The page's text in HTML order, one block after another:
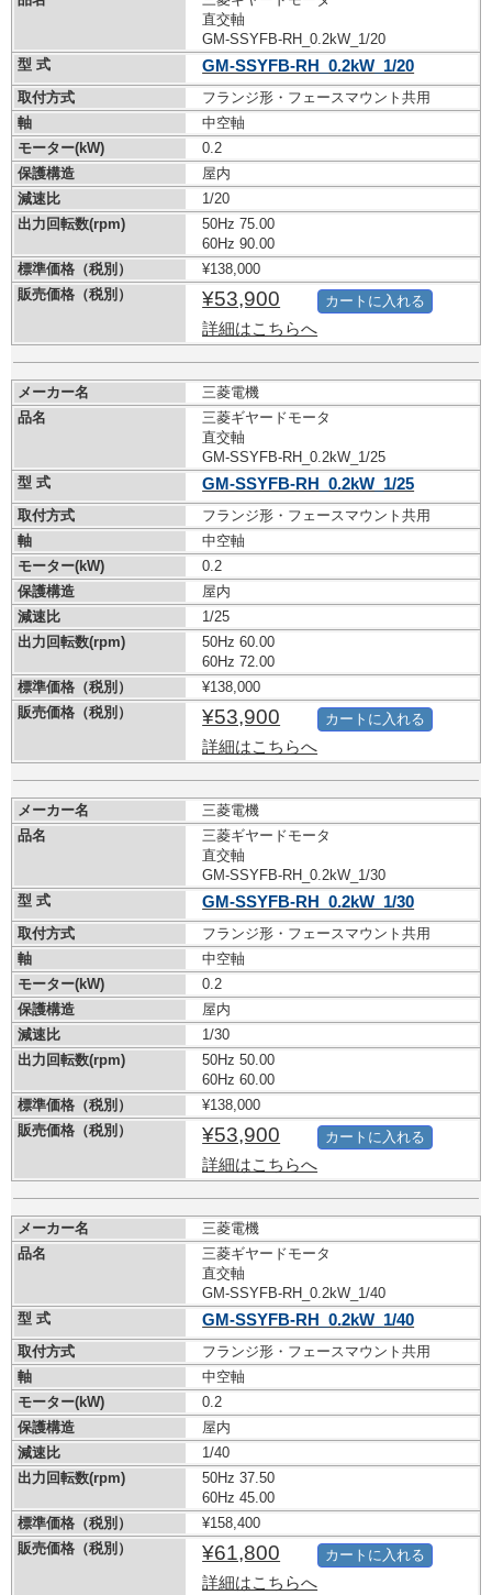
直交軸
GM-SSYFB-RH_0.2kW_1/20
型 式
GM-SSYFB-RH_0.2kW_1/20
取付方式
フランジ形・フェースマウント共用
軸
中空軸
モーター(kW)
0.2
保護構造
屋内
減速比
1/20
出力回転数(rpm)
50Hz 75.00
60Hz 90.00
標準価格（税別）
¥138,000
販売価格（税別）
¥53,900
詳細はこちらへ
カートに入れる
メーカー名
三菱電機
品名
三菱ギヤードモータ
直交軸
GM-SSYFB-RH_0.2kW_1/25
型 式
GM-SSYFB-RH_0.2kW_1/25
取付方式
フランジ形・フェースマウント共用
軸
中空軸
モーター(kW)
0.2
保護構造
屋内
減速比
1/25
出力回転数(rpm)
50Hz 60.00
60Hz 72.00
標準価格（税別）
¥138,000
販売価格（税別）
¥53,900
詳細はこちらへ
カートに入れる
メーカー名
三菱電機
品名
三菱ギヤードモータ
直交軸
GM-SSYFB-RH_0.2kW_1/30
型 式
GM-SSYFB-RH_0.2kW_1/30
取付方式
フランジ形・フェースマウント共用
軸
中空軸
モーター(kW)
0.2
保護構造
屋内
減速比
1/30
出力回転数(rpm)
50Hz 50.00
60Hz 60.00
標準価格（税別）
¥138,000
販売価格（税別）
¥53,900
詳細はこちらへ
カートに入れる
メーカー名
三菱電機
品名
三菱ギヤードモータ
直交軸
GM-SSYFB-RH_0.2kW_1/40
型 式
GM-SSYFB-RH_0.2kW_1/40
取付方式
フランジ形・フェースマウント共用
軸
中空軸
モーター(kW)
0.2
保護構造
屋内
減速比
1/40
出力回転数(rpm)
50Hz 37.50
60Hz 45.00
標準価格（税別）
¥158,400
販売価格（税別）
¥61,800
詳細はこちらへ
カートに入れる